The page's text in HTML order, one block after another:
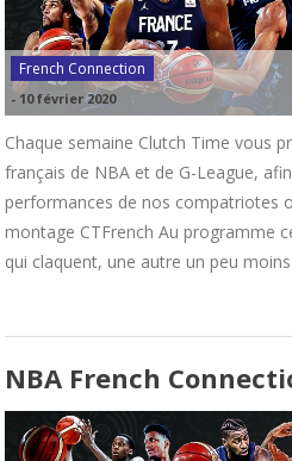
French Connection
- 10 février 2020
Chaque semaine Clutch Time vous
français de NBA et de G-League,
performances de nos compatriotes
montage CTFrench Au programme
qui claquent, une autre un peu
NBA French